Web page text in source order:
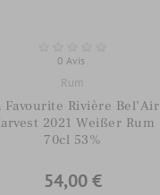
0 Avis
Rum
Favourite Rivière Bel’Air
2021 Weißer Rum
70cl 53%
54,00 €